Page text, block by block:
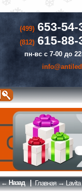
(499)653-54-
(812)615-88-
пн-вс с 7-00 до
← Назад | Главная→Lavita